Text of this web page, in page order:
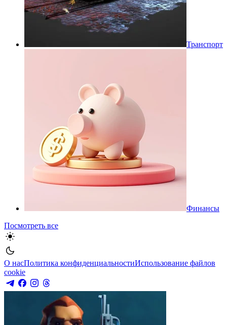
Транспорт
Финансы
Посмотреть все
О насПолитика конфиденциальностиИспользование файлов
cookie